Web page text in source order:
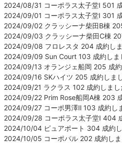
2024/08/31 コーポラス太子堂Ⅰ 501
2024/09/01 コーポラス太子堂Ⅰ 301
2024/09/02 クラッシーナ柴田B棟
2024/09/03 クラッシーナ柴田C棟
2024/09/08 フロレスタ 204 成約し
2024/09/09 Sun Court 103 成約しま
2024/09/13 オランジェ船岡 205 成
2024/09/16 SKハイツ 205 成約しま
2024/09/21 ラクラス 102 成約しまし
2024/09/22 Prim Rose船岡A棟 203
2024/09/27 コーポ男澤Ⅱ 103 成約し
2024/09/28 コーポラス太子堂Ⅰ 404
2024/10/04 ピュアポート 304 成約
2024/10/05 コーポパル 202 成約しま